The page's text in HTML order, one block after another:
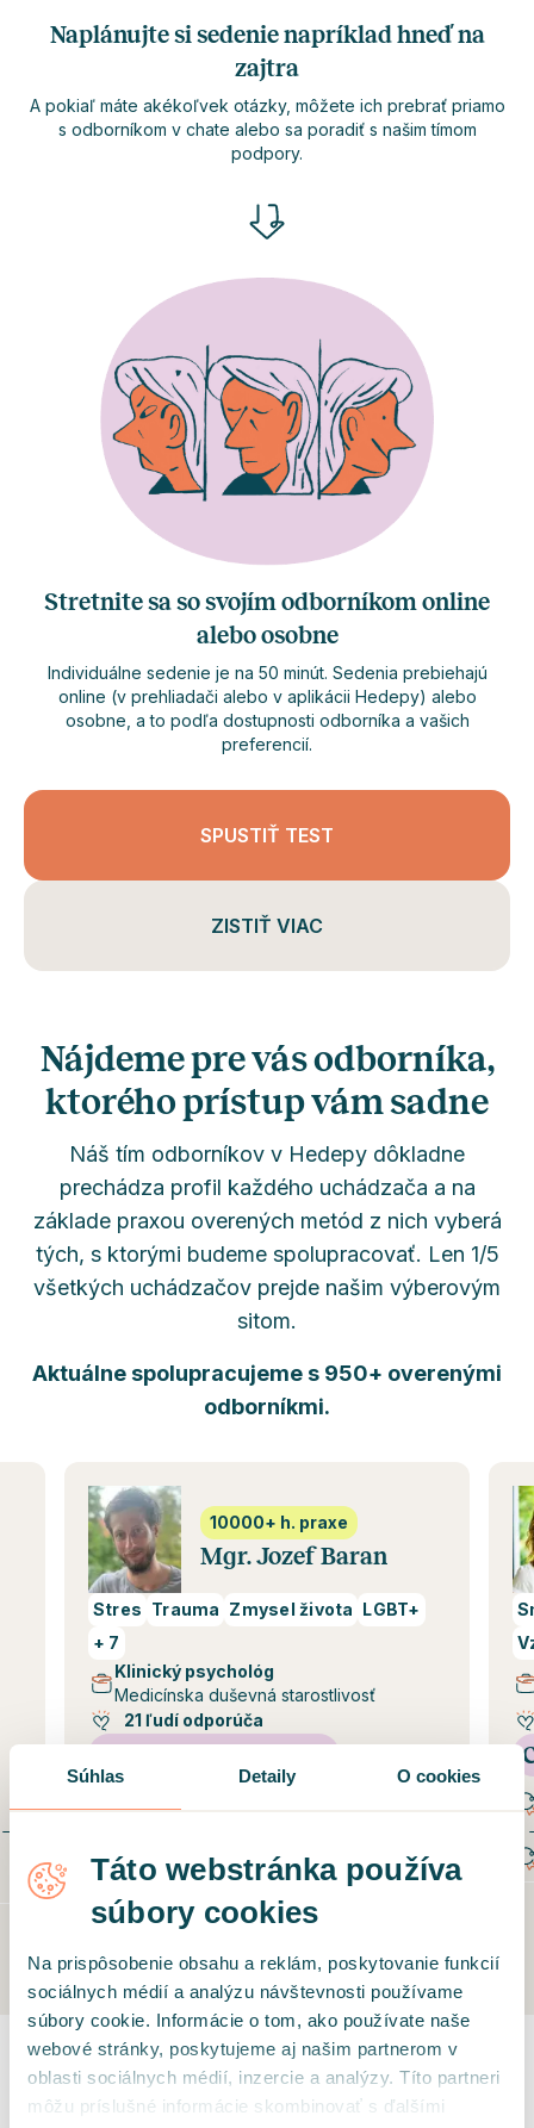
Súhlas Detaily O cookies
Táto webstránka používa
súbory cookies
Na prispôsobenie obsahu a reklám, poskytovanie funkcií
sociálnych médií a analýzu návštevnosti používame
súbory cookie. Informácie o tom, ako používate naše
webové stránky, poskytujeme aj našim partnerom v
oblasti sociálnych médií, inzercie a analýzy. Títo partneri
môžu príslušné informácie skombinovať s ďalšími
Naplánujte si sedenie napríklad hneď na
zajtra
A pokiaľ máte akékoľvek otázky, môžete ich prebrať priamo
s odborníkom v chate alebo sa poradiť s našim tímom
podpory.
Stretnite sa so svojím odborníkom online
alebo osobne
Individuálne sedenie je na 50 minút. Sedenia prebiehajú
online (v prehliadači alebo v aplikácii Hedepy) alebo
osobne, a to podľa dostupnosti odborníka a vašich
preferencií.
SPUSTIŤ TEST
ZISTIŤ VIAC
Nájdeme pre vás odborníka,
ktorého prístup vám sadne
Náš tím odborníkov v Hedepy dôkladne
prechádza profil každého uchádzača a na
základe praxou overených metód z nich vyberá
tých, s ktorými budeme spolupracovať. Len 1/5
všetkých uchádzačov prejde našim výberovým
sitom.
Aktuálne spolupracujeme s 950+ overenými
odborníkmi.
10000+ h. praxe
Mgr. Jozef Baran
Stres Trauma Zmysel života LGBT+
+ 7
Klinický psychológ
Medicínska duševná starostlivosť
21 ľudí odporúča
Špecializácia z klinickej psychológie SZU
Bratislava
NÁJSŤ ODBORNÍKA